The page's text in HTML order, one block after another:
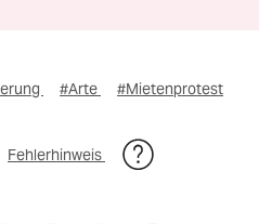
#Arte #Mietenprotest
Fehlerhinweis